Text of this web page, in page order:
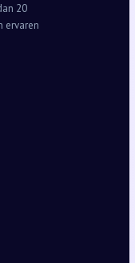
20
ervaren